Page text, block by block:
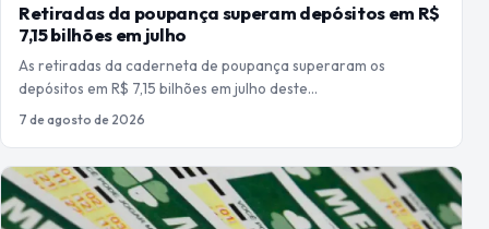
Retiradas da poupança superam depósitos em R$
7,15 bilhões em julho
As retiradas da caderneta de poupança superaram os
depósitos em R$ 7,15 bilhões em julho deste…
7 de agosto de 2026